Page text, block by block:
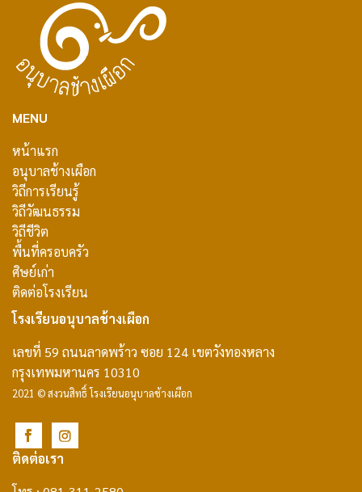
MENU
หน้าแรก
อนุบาลช้างเผือก
วิถีการเรียนรู้
วิถีวัฒนธรรม
วิถีชีวิต
พื้นที่ครอบครัว
ศิษย์เก่า
ติดต่อโรงเรียน
โรงเรียนอนุบาลช้างเผือก
เลขที่ 59 ถนนลาดพร้าว ซอย 124 เขตวังทองหลาง
กรุงเทพมหานคร 10310
2021 © สงวนสิทธิ์ โรงเรียนอนุบาลช้างเผือก
ติดต่อเรา